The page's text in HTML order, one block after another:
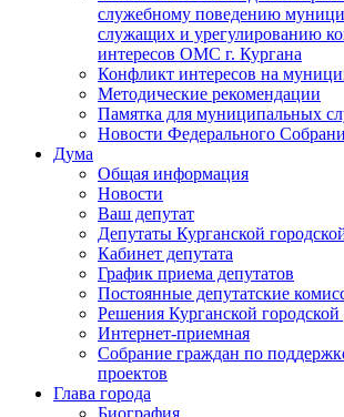
служебному поведению
служащих и урегулированию
интересов ОМС г. Кургана
Конфликт интересов на
Методические рекомендации
Памятка для муниципальных
Новости Федерального
Дума
Общая информация
Новости
Ваш депутат
Депутаты Курганской
Кабинет депутата
График приема депутатов
Постоянные депутатские
Решения Курганской
Интернет-приемная
Собрание граждан по
проектов
Глава города
Биография